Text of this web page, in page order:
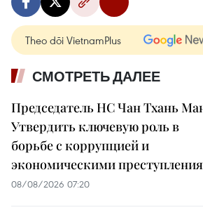
Theo dõi VietnamPlus
СМОТРЕТЬ ДАЛЕЕ
Председатель НС Чан Тхань
Утвердить ключевую роль в
борьбе с коррупцией и
экономическими
08/08/2026 07:20